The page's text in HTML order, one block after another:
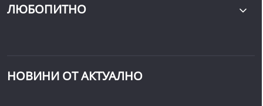
ЛЮБОПИТНО
НОВИНИ ОТ АКТУАЛНО